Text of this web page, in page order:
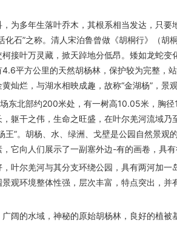
多年生落叶乔木，其根系相当发达，只要
化石”之称。清人宋泊鲁曾做《胡桐行》（胡
接叶万灵藏，掀天踔地分低昂。矮如龙蛇
平方公里的天然胡杨林，保护较为完整，
灿烂，与湖水相映成趣，故称“金湖杨”，景观
北部约200米处，有一树高10.05米，胸径
躯干之伟，生命之旺盛，在叶尔羌河流域
王”。胡杨、水、绿洲、戈壁是公园自然景观
它向人们展示了一副塞外边-有的画卷，具有
尔羌河与其分支环绕公园，具有两河加一
观环境整体性强，层次丰富，特点突出，
的水域，神秘的原始胡杨林，良好的植被